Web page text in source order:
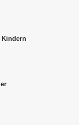
Kindern